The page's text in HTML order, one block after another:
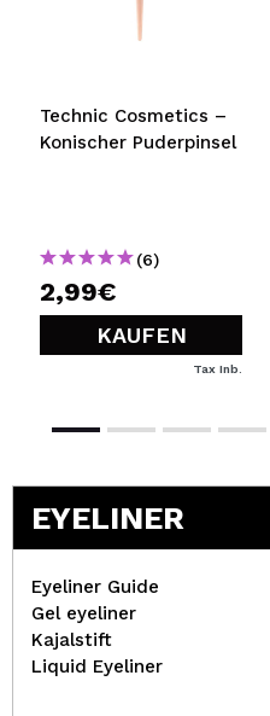
Technic Cosmetics –
Konischer Puderpinsel
(6)
2,99€
KAUFEN
Tax Inb.
EYELINER
Eyeliner Guide
Gel eyeliner
Kajalstift
Liquid Eyeliner